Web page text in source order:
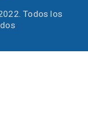
Todos los